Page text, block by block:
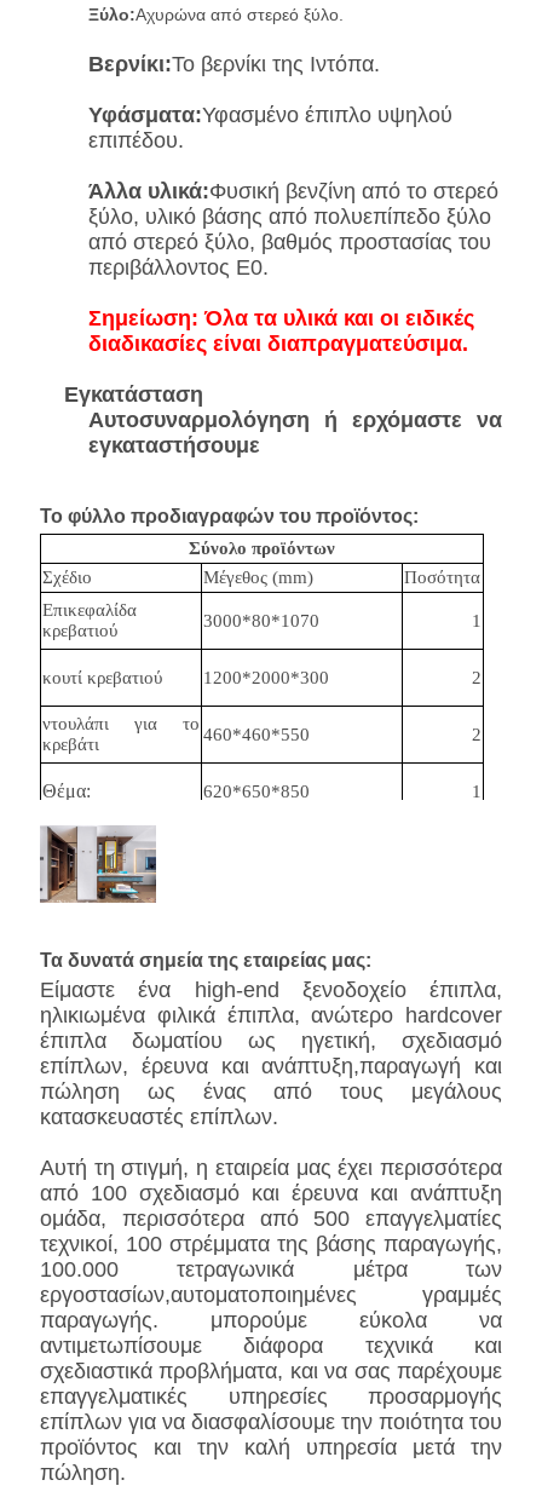
Ξύλο:Αχυρώνα από στερεό ξύλο.
Βερνίκι:Το βερνίκι της Ιντόπα.
Υφάσματα:Υφασμένο έπιπλο υψηλού
επιπέδου.
Άλλα υλικά:Φυσική βενζίνη από το στερεό
ξύλο, υλικό βάσης από πολυεπίπεδο ξύλο
από στερεό ξύλο, βαθμός προστασίας του
περιβάλλοντος E0.
Σημείωση: Όλα τα υλικά και οι ειδικές
διαδικασίες είναι διαπραγματεύσιμα.
Εγκατάσταση
Αυτοσυναρμολόγηση ή ερχόμαστε να
εγκαταστήσουμε
Το φύλλο προδιαγραφών του προϊόντος:
Σύνολο προϊόντων
Σχέδιο
Μέγεθος (mm)
Ποσότητα
Επικεφαλίδα
κρεβατιού
3000*80*1070 1
κουτί κρεβατιού 1200*2000*300 2
ντουλάπι για το
κρεβάτι
460*460*550 2
Θέμα: 620*650*850 1
γραφείο
καναπέ
Τα δυνατά σημεία της εταιρείας μας:
Είμαστε ένα high-end ξενοδοχείο έπιπλα,
ηλικιωμένα φιλικά έπιπλα, ανώτερο hardcover
έπιπλα δωματίου ως ηγετική, σχεδιασμό
επίπλων, έρευνα και ανάπτυξη,παραγωγή και
πώληση ως ένας από τους μεγάλους
κατασκευαστές επίπλων.
Αυτή τη στιγμή, η εταιρεία μας έχει περισσότερα
από 100 σχεδιασμό και έρευνα και ανάπτυξη
ομάδα, περισσότερα από 500 επαγγελματίες
τεχνικοί, 100 στρέμματα της βάσης παραγωγής,
100.000 τετραγωνικά μέτρα των
εργοστασίων,αυτοματοποιημένες γραμμές
παραγωγής. μπορούμε εύκολα να
αντιμετωπίσουμε διάφορα τεχνικά και
σχεδιαστικά προβλήματα, και να σας παρέχουμε
επαγγελματικές υπηρεσίες προσαρμογής
επίπλων για να διασφαλίσουμε την ποιότητα του
προϊόντος και την καλή υπηρεσία μετά την
πώληση.